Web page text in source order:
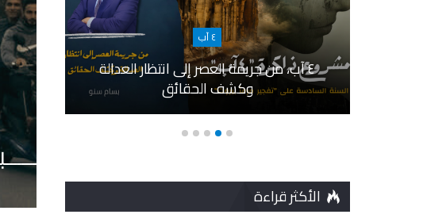
٤ آب
٤ آب، من جريمة العصر إلى انتظار العدالة
وكشف الحقائق
الأكثر قراءة